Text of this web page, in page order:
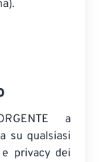
a
su qualsiasi
privacy dei